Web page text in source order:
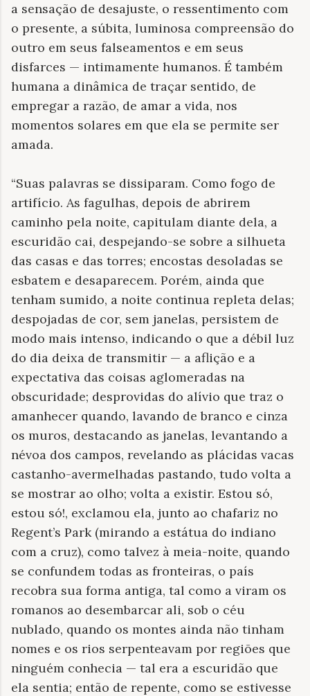
a sensação de desajuste, o ressentimento com
o presente, a súbita, luminosa compreensão do
outro em seus falseamentos e em seus
disfarces — intimamente humanos. É também
humana a dinâmica de traçar sentido, de
empregar a razão, de amar a vida, nos
momentos solares em que ela se permite ser
amada.
“Suas palavras se dissiparam. Como fogo de
artifício. As fagulhas, depois de abrirem
caminho pela noite, capitulam diante dela, a
escuridão cai, despejando-se sobre a silhueta
das casas e das torres; encostas desoladas se
esbatem e desaparecem. Porém, ainda que
tenham sumido, a noite continua repleta delas;
despojadas de cor, sem janelas, persistem de
modo mais intenso, indicando o que a débil luz
do dia deixa de transmitir — a aflição e a
expectativa das coisas aglomeradas na
obscuridade; desprovidas do alívio que traz o
amanhecer quando, lavando de branco e cinza
os muros, destacando as janelas, levantando a
névoa dos campos, revelando as plácidas vacas
castanho-avermelhadas pastando, tudo volta a
se mostrar ao olho; volta a existir. Estou só,
estou só!, exclamou ela, junto ao chafariz no
Regent’s Park (mirando a estátua do indiano
com a cruz), como talvez à meia-noite, quando
se confundem todas as fronteiras, o país
recobra sua forma antiga, tal como a viram os
romanos ao desembarcar ali, sob o céu
nublado, quando os montes ainda não tinham
nomes e os rios serpenteavam por regiões que
ninguém conhecia — tal era a escuridão que
ela sentia; então de repente, como se estivesse